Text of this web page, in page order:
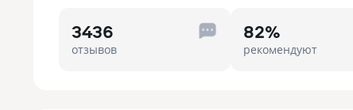
3436
отзывов
82%
рекомендуют